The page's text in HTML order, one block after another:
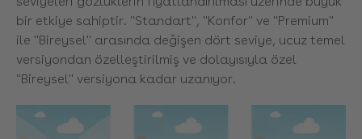
bir etkiye sahiptir. "Standart", "Konfor" ve "Premium"
ile "Bireysel" arasında değişen dört seviye, ucuz temel
versiyondan özelleştirilmiş ve dolayısıyla özel
"Bireysel" versiyona kadar uzanıyor.